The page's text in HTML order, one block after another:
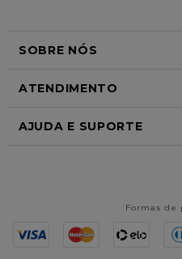
SOBRE NÓS
ATENDIMENTO
AJUDA E SUPORTE
Formas de